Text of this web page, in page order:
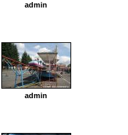
admin
admin